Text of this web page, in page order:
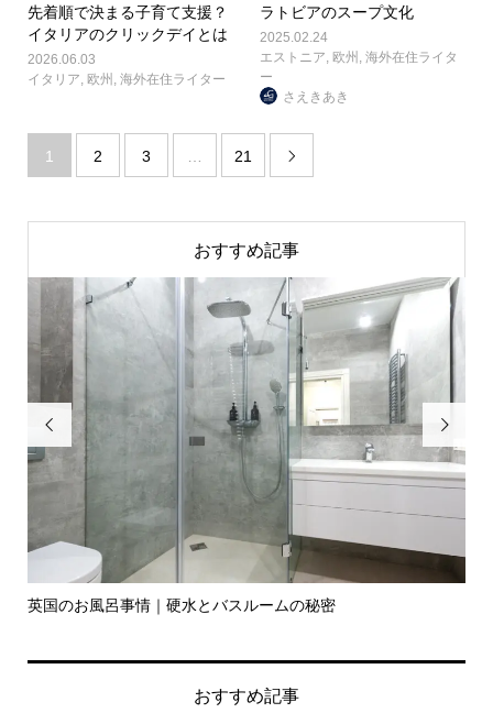
先着順で決まる子育て支援？
イタリアのクリックデイとは
2026.06.03
イタリア, 欧州 , 海外在住ライター
ラトビアのスープ文化
2025.02.24
エストニア, 欧州 ,海外在住ライタ
ー
さえきあき
1 2 3 … 21 
おすすめ記事

英国のお風呂事情｜硬水とバスルームの秘密

おすすめ記事